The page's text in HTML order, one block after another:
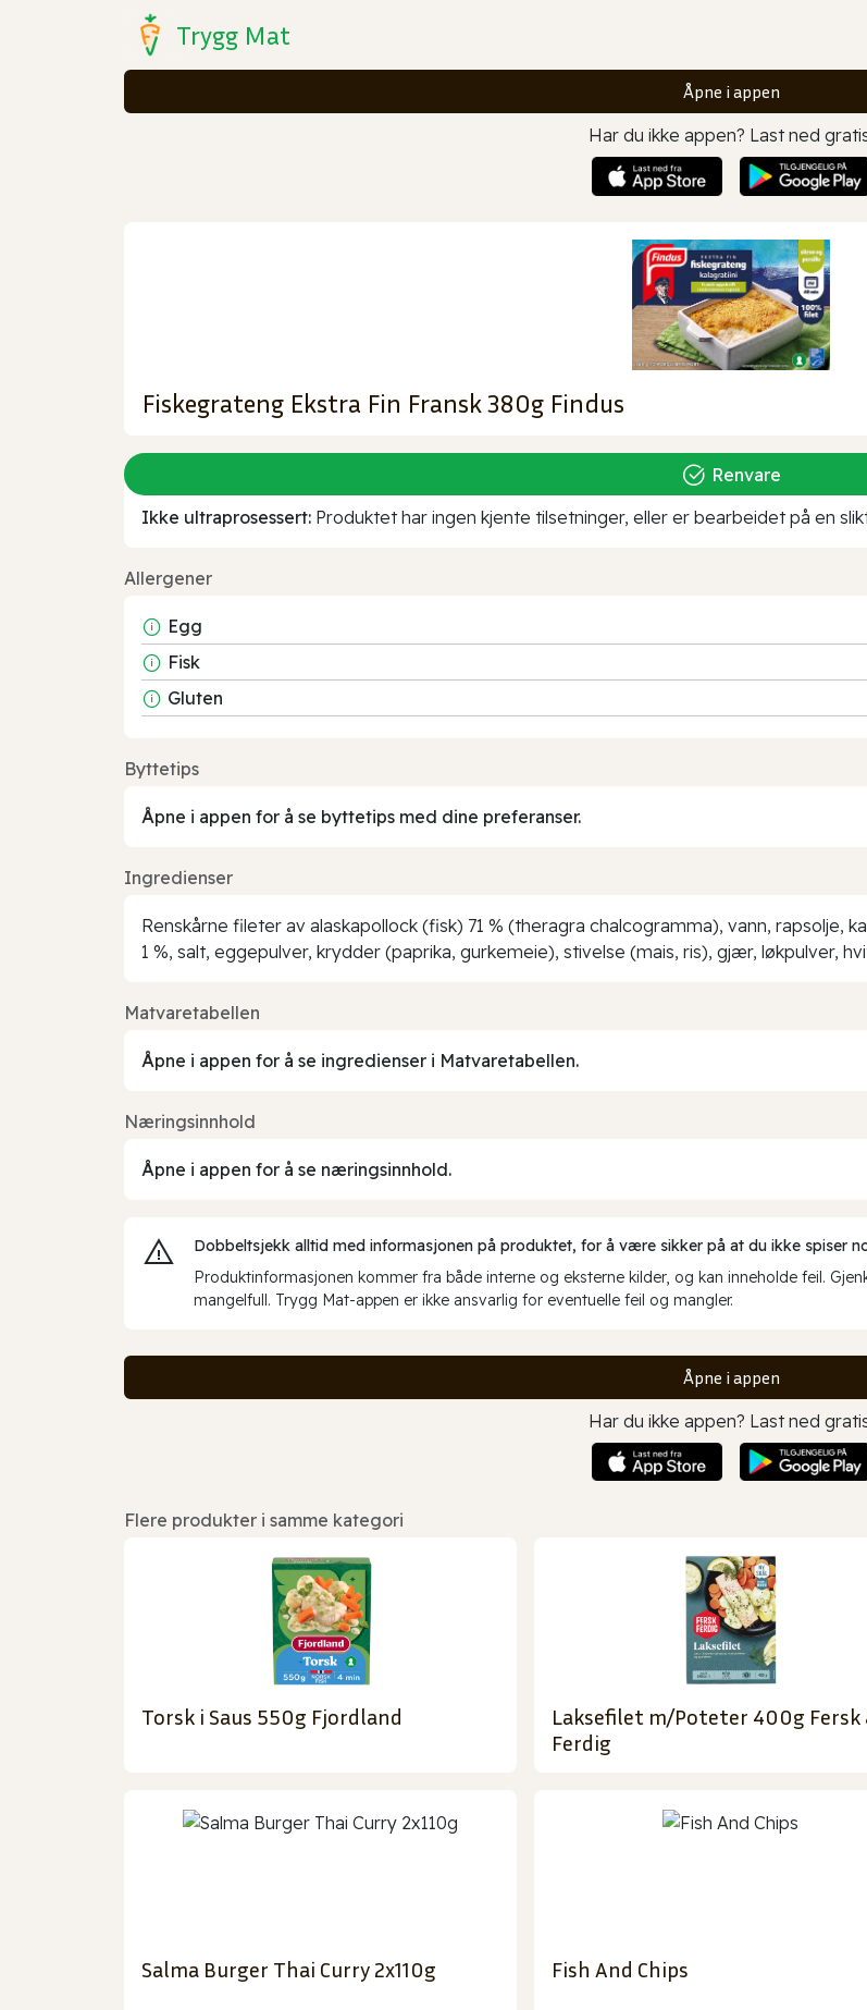
Trygg Mat
Åpne i appen
Har du ikke appen? Last ned
Fiskegrateng Ekstra Fin Fransk 380g Findus
Renvare
Ikke ultraprosessert: Produktet har ingen kjente tilsetninger, eller er bearbeidet på en
Allergener
Egg
Fisk
Gluten
Byttetips
Åpne i appen for å se byttetips med dine preferanser.
Ingredienser
Renskårne fileter av alaskapollock (fisk) 71 % (theragra chalcogramma), vann, rapsolje,
1 %, salt, eggepulver, krydder (paprika, gurkemeie), stivelse (mais, ris), gjær, løkpulver,
Matvaretabellen
Åpne i appen for å se ingredienser i Matvaretabellen.
Næringsinnhold
Åpne i appen for å se næringsinnhold.
Dobbeltsjekk alltid med informasjonen på produktet, for å være sikker på at du ikke spiser
Produktinformasjonen kommer fra både interne og eksterne kilder, og kan inneholde feil.
mangelfull. Trygg Mat-appen er ikke ansvarlig for eventuelle feil og mangler.
Åpne i appen
Har du ikke appen? Last ned
Flere produkter i samme kategori
Torsk i Saus 550g Fjordland
Laksefilet m/Poteter 400g Fersk
Ferdig
Salma Burger Thai Curry 2x110g Fish And Chips